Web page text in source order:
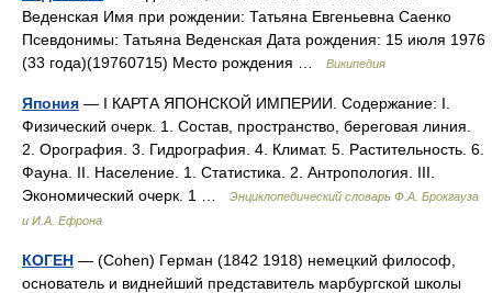
Веденская Имя при рождении: Татьяна Евгеньевна Саенко
Псевдонимы: Татьяна Веденская Дата рождения: 15 июля 1976
(33 года)(19760715) Место рождения …
Википедия
Япония — I КАРТА ЯПОНСКОЙ ИМПЕРИИ. Содержание: I.
Физический очерк. 1. Состав, пространство, береговая линия.
2. Орография. 3. Гидрография. 4. Климат. 5. Растительность. 6.
Фауна. II. Население. 1. Статистика. 2. Антропология. III.
Экономический очерк. 1 …
Энциклопедический словарь Ф.А. Брокгауза
и И.А. Ефрона
КОГЕН — (Cohen) Герман (1842 1918) немецкий философ,
основатель и виднейший представитель марбургской школы